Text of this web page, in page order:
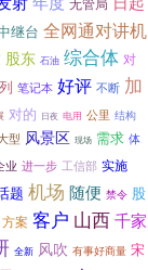
继台 全网通对讲机
股东 石油 综合体 对
笔记本 好评 不断 加
对的 日夜 电用 公里 结构
型 风景区 现场 需求 体
业 进一步 工信部 实施
题 机场 随便 禁令 股
方案 客户 山西千家
全新 风吹 有事好商量 宋